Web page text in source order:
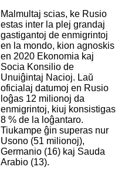
Malmultaj scias, ke Rusio
estas inter la plej grandaj
gastigantoj de enmigrintoj
en la mondo, kion agnoskis
en 2020 Ekonomia kaj
Socia Konsilio de
Unuiĝintaj Nacioj. Laŭ
oficialaj datumoj en Rusio
loĝas 12 milionoj da
enmigrintoj, kiuj konsistigas
8 % de la loĝantaro.
Tiukampe ĝin superas nur
Usono (51 milionoj),
Germanio (16) kaj Sauda
Arabio (13).